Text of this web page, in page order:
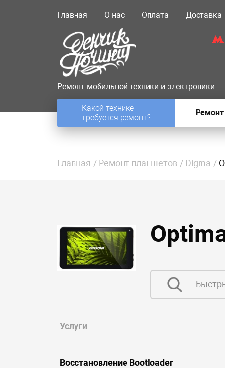
Главная О нас Оплата Доставка
Ремонт мобильной техники и электроники
Какой технике
требуется ремонт?
Главная Ремонт планшетов Digma
Услуги
Восстановление Bootloader